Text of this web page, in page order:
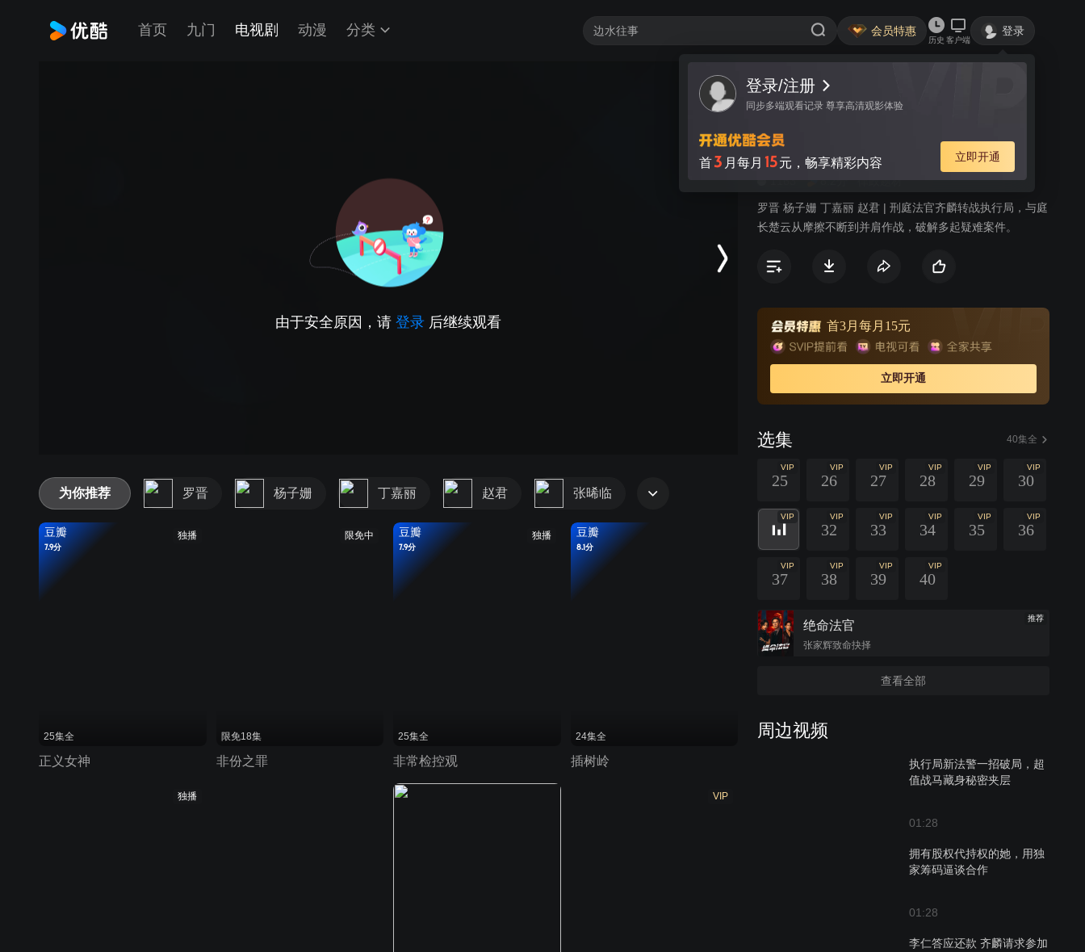
首页 九门 电视剧 动漫 分类 会员特惠
历史 客户端
登录
登录/注册
同步多端观看记录 尊享高清观影体验
首3 月每月 15元，畅享精彩内容 立即开通
由于安全原因，请 登录 后继续观看
视频 讨论
执行法官
8.2分 律政题材
罗晋 杨子姗 丁嘉丽 赵君 | 刑庭法官齐麟转战执行局，与庭
长楚云从摩擦不断到并肩作战，破解多起疑难案件。
首3月每月15元
立即开通
选集 40集全
VIP
25
VIP
26
VIP
27
VIP
28
VIP
29
VIP
30
VIP VIP
32
VIP
33
VIP
34
VIP
35
VIP
36
VIP
37
VIP
38
VIP
39
VIP
40
绝命法官
张家辉致命抉择
推荐
查看全部
周边视频
执行局新法警一招破局，超
值战马藏身秘密夹层
01:28
拥有股权代持权的她，用独
家筹码逼谈合作
01:28
李仁答应还款 齐麟请求参加
为你推荐 罗晋 杨子姗 丁嘉丽 赵君 张晞临
独播
豆瓣
7.9分
25集全
正义女神
限免中
限免18集
非份之罪
独播
豆瓣
7.9分
25集全
非常检控观
豆瓣
8.1分
24集全
插树岭
独播 VIP